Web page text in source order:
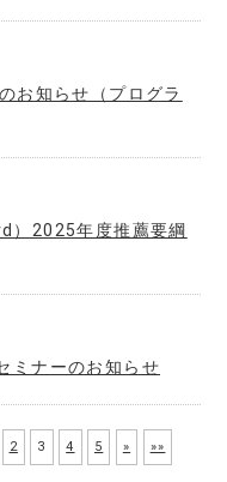
お知らせ（プログラ
）2025年度推薦要綱
ミナーのお知らせ
2 3 4 5 » »»